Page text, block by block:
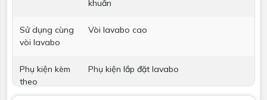
khuẩn
Sử dụng cùng
vòi lavabo
Vòi lavabo cao
Phụ kiện kèm
theo
Phụ kiện lắp đặt lavabo